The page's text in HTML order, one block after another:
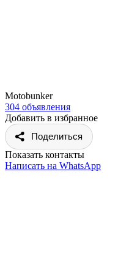
Motobunker
304 объявления
Добавить в избранное
Поделиться
Показать контакты
Написать на WhatsApp